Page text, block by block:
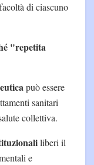
di ciascuno
"repetita
può essere
sanitari
collettiva.
liberi il
e